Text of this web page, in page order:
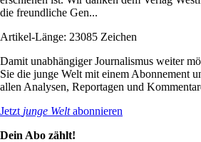
die freundliche Gen...
Artikel-Länge: 23085 Zeichen
Damit unabhängiger Journalismus weiter
Sie die junge Welt mit einem Abonnement
allen Analysen, Reportagen und
Jetzt junge Weltabonnieren
Dein Abo zählt!